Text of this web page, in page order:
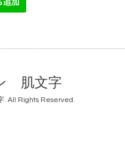
肌文字
. All Rights Reserved.